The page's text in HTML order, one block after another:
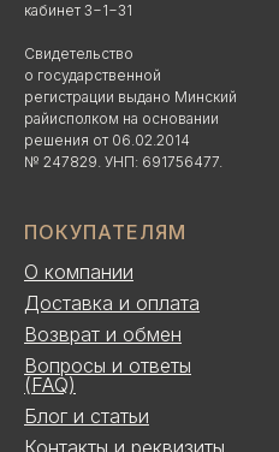
кабинет 3−1−31
Свидетельство
о государственной
регистрации выдано Минский
райисполком на основании
решения от 06.02.2014
№ 247829. УНП: 691756477.
ПОКУПАТЕЛЯМ
О компании
Доставка и оплата
Возврат и обмен
Вопросы и ответы
(FAQ)
Блог и статьи